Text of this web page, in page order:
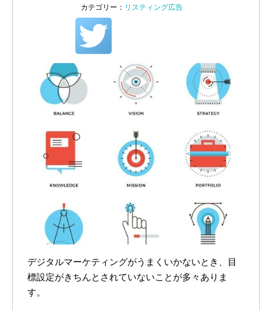
カテゴリー： リスティング広告
デジタルマーケティングがうまくいかないとき、目
標設定がきちんとされていないことが多々ありま
す。